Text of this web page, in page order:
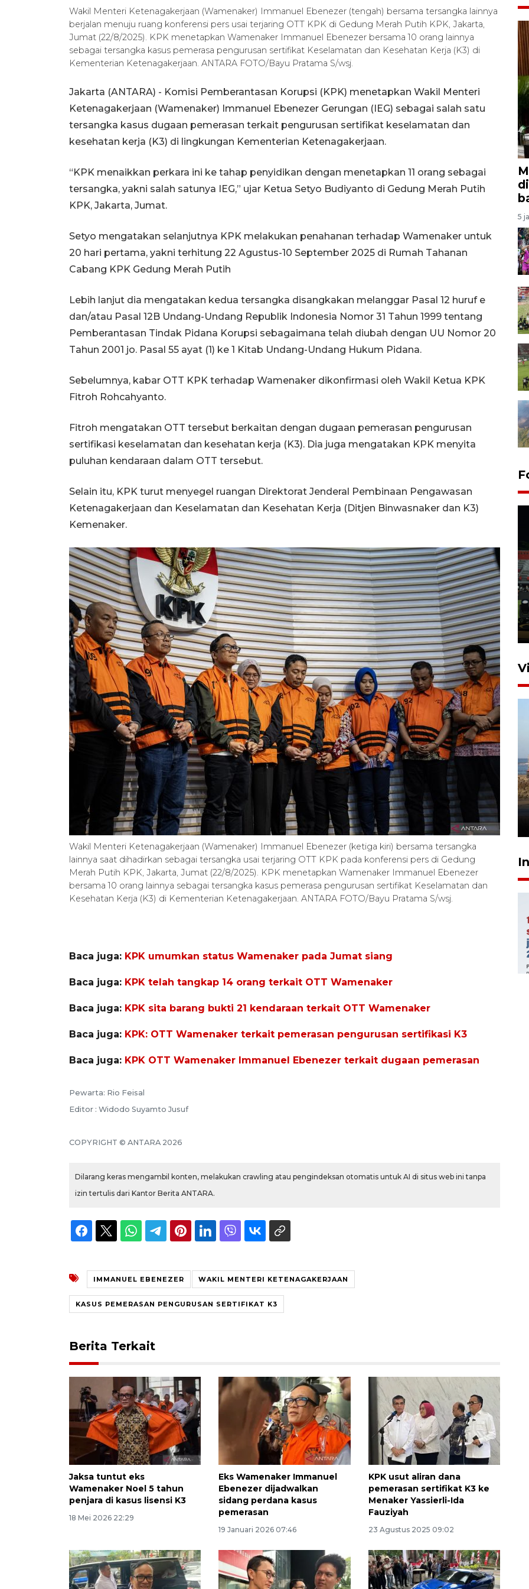
Wakil Menteri Ketenagakerjaan (Wamenaker) Immanuel Ebenezer (tengah) bersama tersangka lainnya
berjalan menuju ruang konferensi pers usai terjaring OTT KPK di Gedung Merah Putih KPK, Jakarta,
Jumat (22/8/2025). KPK menetapkan Wamenaker Immanuel Ebenezer bersama 10 orang lainnya
sebagai tersangka kasus pemerasa pengurusan sertifikat Keselamatan dan Kesehatan Kerja (K3) di
Kementerian Ketenagakerjaan. ANTARA FOTO/Bayu Pratama S/wsj.
Jakarta (ANTARA) - Komisi Pemberantasan Korupsi (KPK) menetapkan Wakil Menteri
Ketenagakerjaan (Wamenaker) Immanuel Ebenezer Gerungan (IEG) sebagai salah satu
tersangka kasus dugaan pemerasan terkait pengurusan sertifikat keselamatan dan
kesehatan kerja (K3) di lingkungan Kementerian Ketenagakerjaan.
“KPK menaikkan perkara ini ke tahap penyidikan dengan menetapkan 11 orang sebagai
tersangka, yakni salah satunya IEG,” ujar Ketua Setyo Budiyanto di Gedung Merah Putih
KPK, Jakarta, Jumat.
Setyo mengatakan selanjutnya KPK melakukan penahanan terhadap Wamenaker untuk
20 hari pertama, yakni terhitung 22 Agustus-10 September 2025 di Rumah Tahanan
Cabang KPK Gedung Merah Putih
Lebih lanjut dia mengatakan kedua tersangka disangkakan melanggar Pasal 12 huruf e
dan/atau Pasal 12B Undang-Undang Republik Indonesia Nomor 31 Tahun 1999 tentang
Pemberantasan Tindak Pidana Korupsi sebagaimana telah diubah dengan UU Nomor 20
Tahun 2001 jo. Pasal 55 ayat (1) ke 1 Kitab Undang-Undang Hukum Pidana.
Sebelumnya, kabar OTT KPK terhadap Wamenaker dikonfirmasi oleh Wakil Ketua KPK
Fitroh Rohcahyanto.
Fitroh mengatakan OTT tersebut berkaitan dengan dugaan pemerasan pengurusan
sertifikasi keselamatan dan kesehatan kerja (K3). Dia juga mengatakan KPK menyita
puluhan kendaraan dalam OTT tersebut.
Selain itu, KPK turut menyegel ruangan Direktorat Jenderal Pembinaan Pengawasan
Ketenagakerjaan dan Keselamatan dan Kesehatan Kerja (Ditjen Binwasnaker dan K3)
Kemenaker.
Wakil Menteri Ketenagakerjaan (Wamenaker) Immanuel Ebenezer (ketiga kiri) bersama tersangka
lainnya saat dihadirkan sebagai tersangka usai terjaring OTT KPK pada konferensi pers di Gedung
Merah Putih KPK, Jakarta, Jumat (22/8/2025). KPK menetapkan Wamenaker Immanuel Ebenezer
bersama 10 orang lainnya sebagai tersangka kasus pemerasa pengurusan sertifikat Keselamatan dan
Kesehatan Kerja (K3) di Kementerian Ketenagakerjaan. ANTARA FOTO/Bayu Pratama S/wsj.
Baca juga: KPK umumkan status Wamenaker pada Jumat siang
Baca juga: KPK telah tangkap 14 orang terkait OTT Wamenaker
Baca juga: KPK sita barang bukti 21 kendaraan terkait OTT Wamenaker
Baca juga: KPK: OTT Wamenaker terkait pemerasan pengurusan sertifikasi K3
Baca juga: KPK OTT Wamenaker Immanuel Ebenezer terkait dugaan pemerasan
Pewarta: Rio Feisal
Editor : Widodo Suyamto Jusuf
COPYRIGHT © ANTARA 2026
Dilarang keras mengambil konten, melakukan crawling atau pengindeksan otomatis untuk AI di situs web ini tanpa
izin tertulis dari Kantor Berita ANTARA.
IMMANUEL EBENEZER WAKIL MENTERI KETENAGAKERJAAN
KASUS PEMERASAN PENGURUSAN SERTIFIKAT K3
Berita Terkait
Jaksa tuntut eks
Wamenaker Noel 5 tahun
penjara di kasus lisensi K3
18 Mei 2026 22:29
Eks Wamenaker Immanuel
Ebenezer dijadwalkan
sidang perdana kasus
pemerasan
19 Januari 2026 07:46
KPK usut aliran dana
pemerasan sertifikat K3 ke
Menaker Yassierli-Ida
Fauziyah
23 Agustus 2025 09:02
5
Tiga matra TNI unjuk
kemampuan tempur Perisai
Trisila Nusantara dalam
latihan di Kepri
5 Agustus 2026 16:28
Kemen LH, KKP, dan Gubernur
Bali tanam ribuan bibit
mangrove
26 Juli 2026 21:18